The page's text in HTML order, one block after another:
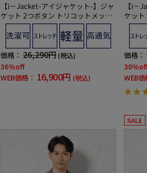
【i－Jacket-アイジャケット-】ジャ
ケット 2つボタン トリコットメッシ
ュプリント ストレッチニット素材 高
通気 軽量 春夏
価格： 26,290円 (税込)
36%off
WEB価格： 16,900円 (税込)
【i－
ケッ
ォッ
ッカー
価格：
WEB価
SALE